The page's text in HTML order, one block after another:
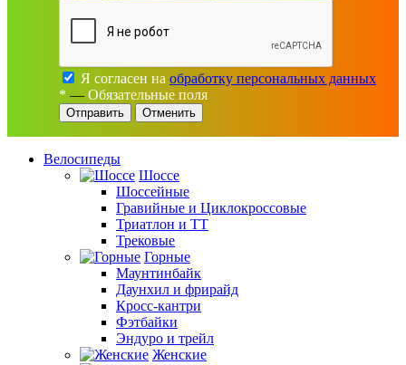
Я согласен на обработку персональных данных
* — Обязательные поля
Отменить
Велосипеды
Шоссе
Шоссейные
Гравийные и Циклокроссовые
Триатлон и ТТ
Трековые
Горные
Маунтинбайк
Даунхил и фрирайд
Кросс-кантри
Фэтбайки
Эндуро и трейл
Женские